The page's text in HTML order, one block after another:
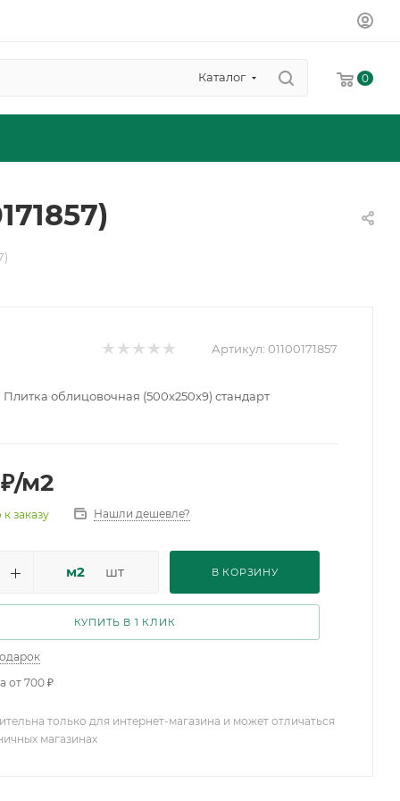
Каталог 0
Артикул: 01100171857
облицовочная (500х250х9) стандарт
/м2
заказу Нашли дешевле?
м2 шт В КОРЗИНУ
КУПИТЬ В 1 КЛИК
от 700 ₽
только для интернет-магазина и может отличаться
магазинах